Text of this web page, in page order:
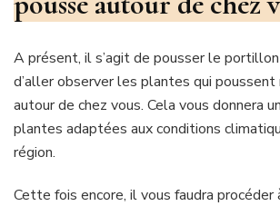
A présent, il s’agit de pousser le
d’aller observer les plantes qui
autour de chez vous. Cela vous donnera
plantes adaptées aux conditions
région.
Cette fois encore, il vous faudra procéder